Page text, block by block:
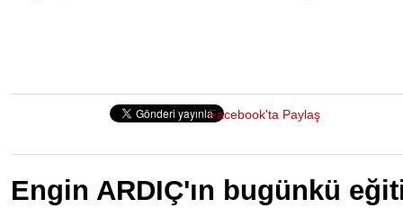
Facebook'ta Paylaş
Engin ARDIÇ'ın bugünkü